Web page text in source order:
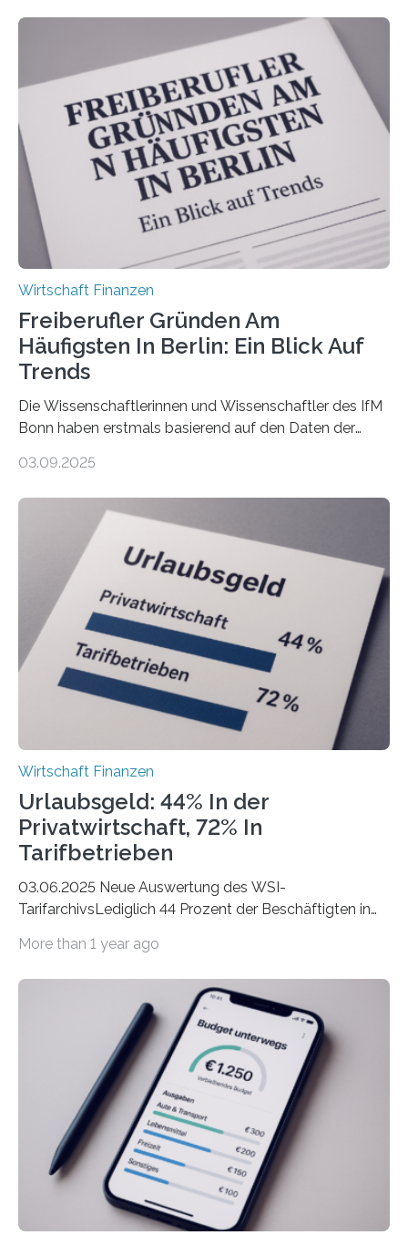
Bundesverbands Deutscher Versicherungskaufleute e.V.
durchgeführt haben. Die Studie basiert auf den
Antworten von 1.440 selbstständigen
Versicherungsvertreter*innen und -makler*innen. Ein
Ergebnis: Deutlich mehr als die Hälfte der Befragten ist
über 50 Jahre alt und wird in den nächsten Jahren eine
Nachfolgeregelung benötigen. Aber nur ein Drittel hat
bereits Regelungen…
Wirtschaft Finanzen
Freiberufler Gründen Am
Häufigsten In Berlin: Ein Blick Auf
Trends
Die Wissenschaftlerinnen und Wissenschaftler des IfM
Bonn haben erstmals basierend auf den Daten der
Landkreise mit den meisten Gründungen von
ist demnach Berlin. Betrachtet man nur die Gründungen
der Freiberuflerinnen, so liegt Leipzig an der Spitze. In
Berlin starteten in 2024 die meisten Personen in eine
eigene freiberufliche Existenz, dahinter folgten die
Städte Hamburg, München und Köln. Betrachtet man
hingegen die Existenzgründungsintensität – die Anzahl
der freiberuflichen Gründungen je…
03.09.2025
Wirtschaft Finanzen
Urlaubsgeld: 44% In der
Privatwirtschaft, 72% In
Tarifbetrieben
03.06.2025 Neue Auswertung des WSI-
TarifarchivsLediglich 44 Prozent der Beschäftigten in
tarifgebundenen Betrieben ist der Anteil mit 72 Prozent
Unterkünfte fast überall deutlich teurer geworden. Für
viele Beschäftigte ist deshalb das zumeist im Juni oder
Juli ausgezahlte Urlaubsgeld ein wichtiger Faktor, um
sich den wohlverdienten Jahresurlaub leisten zu
können. Allerdings erhält mit 44 Prozent noch nicht
einmal die Hälfte aller Beschäftigten in der
Privatwirtschaft Urlaubsgeld. Zu diesem…
More than 1 year ago